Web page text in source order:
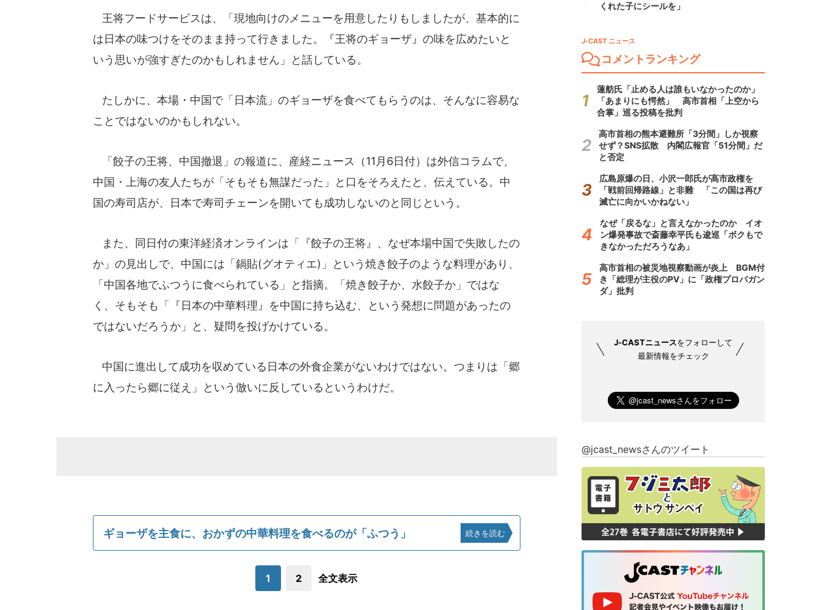
王将フードサービスは、「現地向けのメニューを用意したりもしましたが、基本的に
は日本の味つけをそのまま持って行きました。『王将のギョーザ』の味を広めたいと
いう思いが強すぎたのかもしれません」と話している。
たしかに、本場・中国で「日本流」のギョーザを食べてもらうのは、そんなに容易な
ことではないのかもしれない。
「餃子の王将、中国撤退」の報道に、産経ニュース（11月6日付）は外信コラムで、
中国・上海の友人たちが「そもそも無謀だった」と口をそろえたと、伝えている。中
国の寿司店が、日本で寿司チェーンを開いても成功しないのと同じという。
また、同日付の東洋経済オンラインは「『餃子の王将』、なぜ本場中国で失敗したの
か」の見出しで、中国には「鍋貼(グオティエ)」という焼き餃子のような料理があり、
「中国各地でふつうに食べられている」と指摘。「焼き餃子か、水餃子か」ではな
く、そもそも「『日本の中華料理』を中国に持ち込む、という発想に問題があったの
ではないだろうか」と、疑問を投げかけている。
中国に進出して成功を収めている日本の外食企業がないわけではない。つまりは「郷
に入ったら郷に従え」という倣いに反しているというわけだ。
ギョーザを主食に、おかずの中華料理を食べるのが「ふつう」 続きを読む
1 2 全文表示
くれた子にシールを」
J-CAST ニュース
コメントランキング
蓮舫氏「止める人は誰もいなかったのか」
「あまりにも愕然」 高市首相「上空から
合掌」巡る投稿を批判
高市首相の熊本避難所「3分間」しか視察
せず？SNS拡散 内閣広報官「51分間」だ
と否定
広島原爆の日、小沢一郎氏が高市政権を
「戦前回帰路線」と非難 「この国は再び
滅亡に向かいかねない」
なぜ「戻るな」と言えなかったのか イオ
ン爆発事故で斎藤幸平氏も逡巡「ボクもで
きなかっただろうなあ」
高市首相の被災地視察動画が炎上 BGM付
き「総理が主役のPV」に「政権プロパガン
ダ」批判
J-CASTニュースをフォローして
最新情報をチェック
@jcast_newsさんのツイート